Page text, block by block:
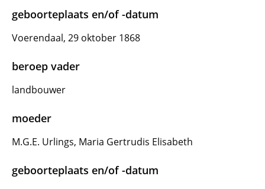
geboorteplaats en/of -datum
Voerendaal, 29 oktober 1868
beroep vader
landbouwer
moeder
M.G.E. Urlings, Maria Gertrudis Elisabeth
geboorteplaats en/of -datum